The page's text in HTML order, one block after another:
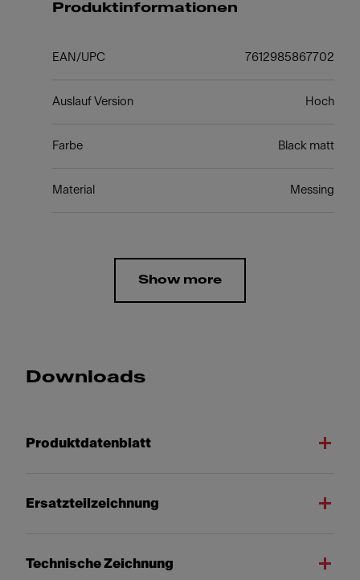
Produktinformationen
EAN/UPC 7612985867702
Auslauf Version Hoch
Farbe Black matt
Material Messing
Show more
Downloads
Produktdatenblatt
Ersatzteilzeichnung
Technische Zeichnung